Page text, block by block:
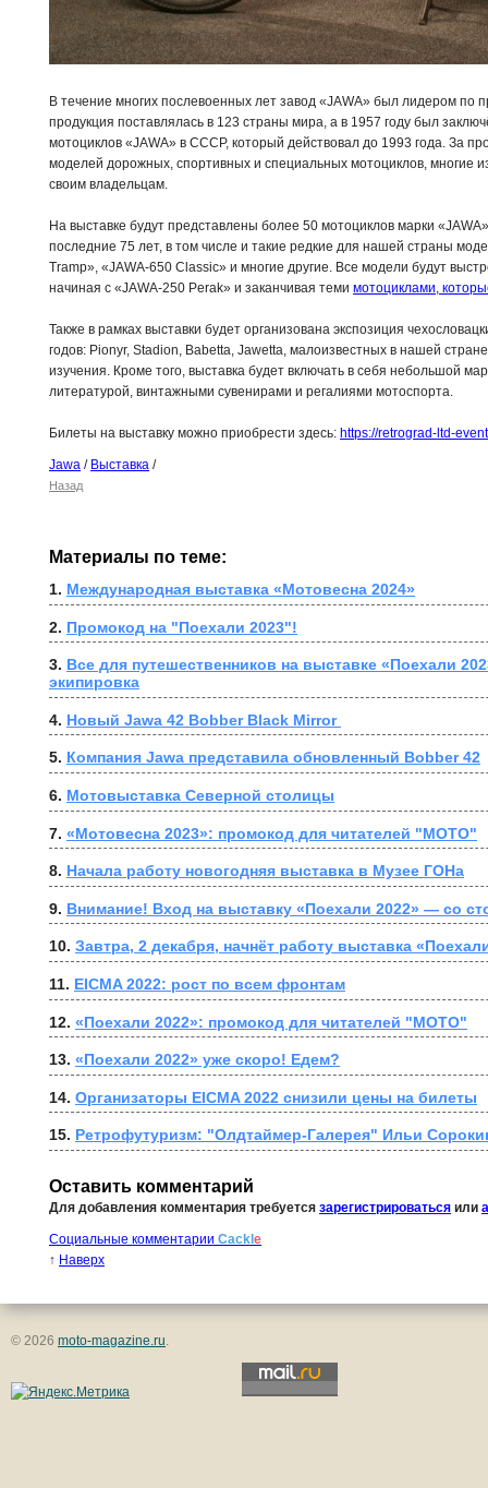
В течение многих послевоенных лет завод «JAWA» был лидером по
продукция поставлялась в 123 страны мира, а в 1957 году был
мотоциклов «JAWA» в СССР, который действовал до 1993 года. За
моделей дорожных, спортивных и специальных мотоциклов, многие
своим владельцам.
На выставке будут представлены более 50 мотоциклов марки
последние 75 лет, в том числе и такие редкие для нашей страны
Tramp», «JAWA-650 Classic» и многие другие. Все модели будут
начиная с «JAWA-250 Perak» и заканчивая теми мотоциклами,
Также в рамках выставки будет организована экспозиция
годов: Pionyr, Stadion, Babetta, Jawetta, малоизвестных в нашей
изучения. Кроме того, выставка будет включать в себя небольшой
литературой, винтажными сувенирами и регалиями мотоспорта.
Билеты на выставку можно приобрести здесь: https://retrograd-ltd-
Jawa / Выставка /
Назад
Материалы по теме:
1. Международная выставка «Мотовесна 2024»
2. Промокод на "Поехали 2023"!
3. Все для путешественников на выставке «Поехали
экипировка
4. Новый Jawa 42 Bobber Black Mirror
5. Компания Jawa представила обновленный Bobber 42
6. Мотовыставка Северной столицы
7. «Мотовесна 2023»: промокод для читателей "МОТО"
8. Начала работу новогодняя выставка в Музее ГОНа
9. Внимание! Вход на выставку «Поехали 2022» — со
10. Завтра, 2 декабря, начнёт работу выставка
11. EICMA 2022: рост по всем фронтам
12. «Поехали 2022»: промокод для читателей "МОТО"
13. «Поехали 2022» уже скоро! Едем?
14. Организаторы EICMA 2022 снизили цены на билеты
15. Ретрофутуризм: "Олдтаймер-Галерея" Ильи
Оставить комментарий
Для добавления комментария требуется зарегистрироваться или
Социальные комментарии Cackl e
↑ Наверх
© 2026 moto-magazine.ru.